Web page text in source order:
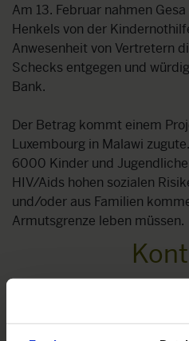
Am 13. Februar nahmen
Henkels von der
Anwesenheit von Vertretern
Schecks entgegen und
Bank.
Der Betrag kommt einem
Luxembourg in Malawi
6000 Kinder und
HIV/Aids hohen sozialen
und/oder aus Familien
Armutsgrenze leben müssen.